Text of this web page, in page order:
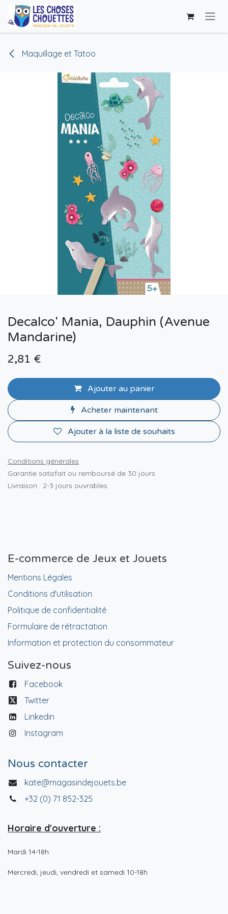
Se rendre au contenu
Maquillage et Tatoo
Decalco' Mania, Dauphin (Avenue
Mandarine)
2,81 €
Ajouter au panier
Acheter maintenant
Ajouter à la liste de souhaits
Conditions générales
Garantie satisfait ou remboursé de 30 jours
Livraison : 2-3 jours ouvrables
E-commerce de Jeux et Jouets
Mentions Légales
Conditions d'utilisation
Politique de confidentialité
Formulaire de rétractation
Information et protection du consommateur
Suivez-nous
Facebook
Twitter
Linkedin
Instagram
Nous contacter
kate@magasindejouets.be
+32 (0) 71 852-325
Horaire d'ouverture :
Mardi 14-18h
Mercredi, jeudi, vendredi et samedi 10-18h